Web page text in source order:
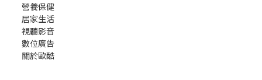
營養保健
居家生活
視聽影音
數位廣告
關於歐酷